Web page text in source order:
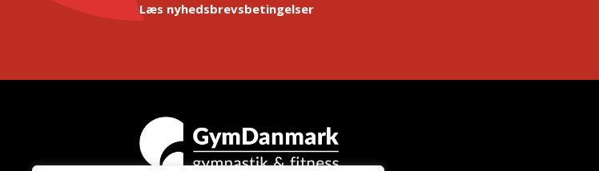
Læs nyhedsbrevsbetingelser